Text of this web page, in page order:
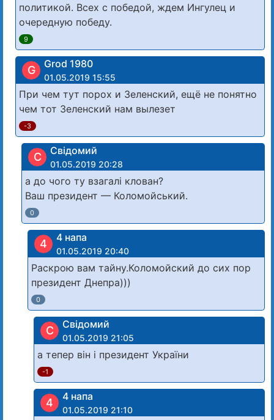
политикой. Всех с победой, ждем Ингулец и
очередную победу.
9
G Grod 1980
01.05.2019 15:55
При чем тут порох и Зеленский, ещё не понятно
чем тот Зеленский нам вылезет
-3
С Свідомий
01.05.2019 20:28
а до чого ту взагалі клован?
Ваш президент — Коломойський.
0
4 4 напа
01.05.2019 20:40
Раскрою вам тайну.Коломойский до сих пор
президент Днепра)))
0
С Свідомий
01.05.2019 21:05
а тепер він і президент України
-1
4 4 напа
01.05.2019 21:10